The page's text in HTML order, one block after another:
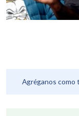
Agréganos como